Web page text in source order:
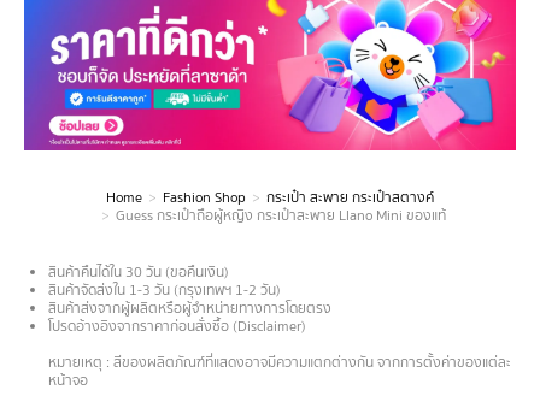
You are here:
Home Fashion Shop
กระเป๋า สะพาย กระเป๋าสตางค์
Guess กระเป๋าถือผู้หญิง กระเป๋าสะพาย Llano Mini ของแท้
สินค้าคืนได้ใน 30 วัน (ขอคืนเงิน)
สินค้าจัดส่งใน 1-3 วัน (กรุงเทพฯ 1-2 วัน)
สินค้าส่งจากผู้ผลิตหรือผู้จำหน่ายทางการโดยตรง
โปรดอ้างอิงจากราคาก่อนสั่งซื้อ (Disclaimer)
หมายเหตุ : สีของผลิตภัณฑ์ที่แสดงอาจมีความแตกต่างกัน จากการตั้งค่าของแต่ละ
หน้าจอ